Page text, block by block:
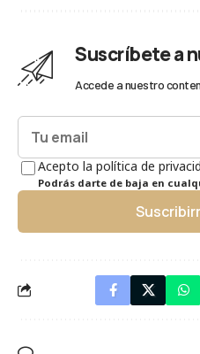
Suscríbete a
Accede a nuestro
Acepto la política de
Podrás darte de baja en